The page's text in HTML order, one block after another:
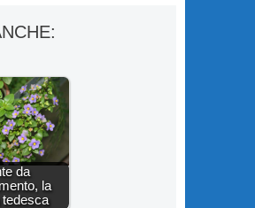
da
la
tedesca